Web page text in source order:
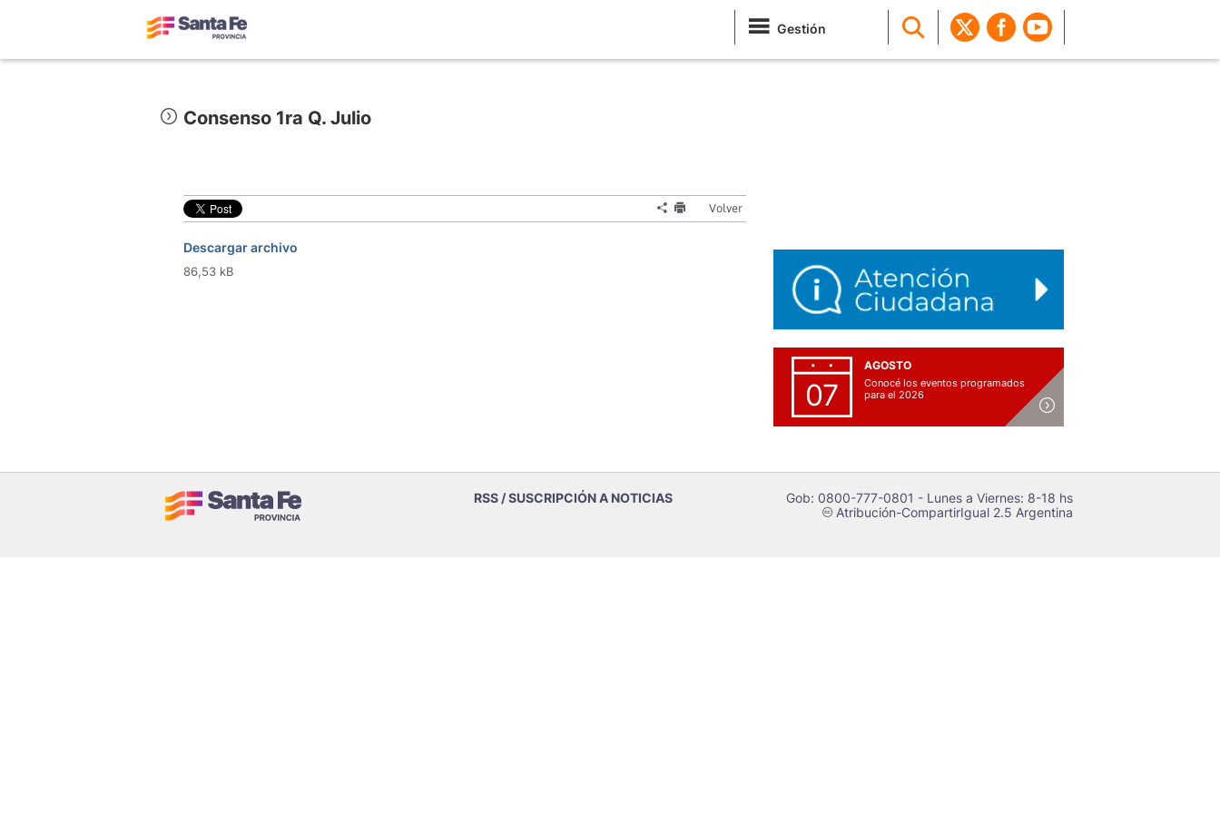
Gestión
Consenso 1ra Q. Julio
Volver
Descargar archivo
86,53 kB
07
AGOSTO
Conocé los eventos programados
para el 2026
RSS / SUSCRIPCIÓN A NOTICIAS Gob: 0800-777-0801 - Lunes a Viernes: 8-18 hs
cAtribución-CompartirIgual 2.5 Argentina